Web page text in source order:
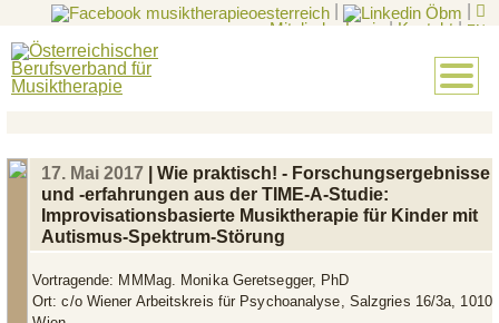
Mitglieder-Login
| Kontakt | EN
17. Mai 2017 | Wie praktisch! - Forschungsergebnisse
und -erfahrungen aus der TIME-A-Studie:
Improvisationsbasierte Musiktherapie für Kinder mit
Autismus-Spektrum-Störung
Vortragende: MMMag. Monika Geretsegger, PhD
Ort:c/o Wiener Arbeitskreis für Psychoanalyse, Salzgries 16/3a, 1010